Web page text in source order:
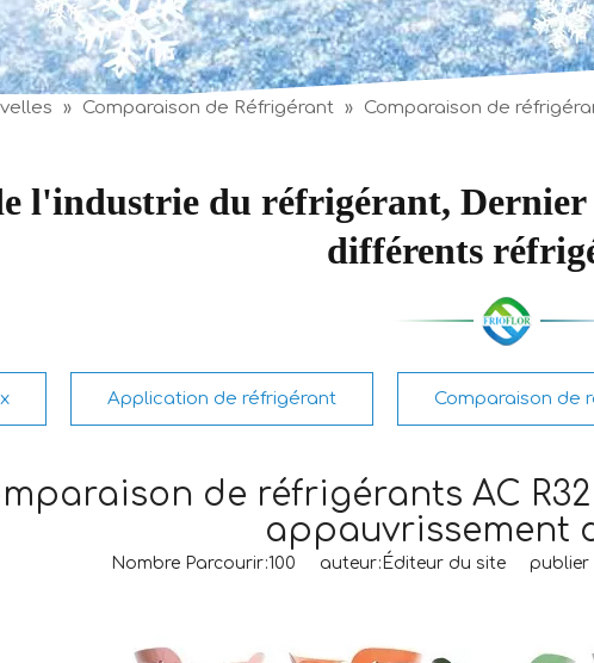
» Comparaison de Réfrigérant » Comparaison de
l'industrie du réfrigérant, Dernier
différents
Application de réfrigérant Comparaison de
de réfrigérants AC R32
appauvrissement
Nombre Parcourir:100 auteur:Éditeur du site publier